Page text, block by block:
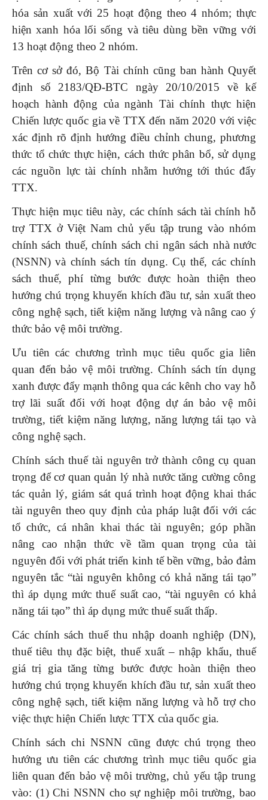
hóa sản xuất với 25 hoạt động theo 4 nhóm; thực
hiện xanh hóa lối sống và tiêu dùng bền vững với
13 hoạt động theo 2 nhóm.
Trên cơ sở đó, Bộ Tài chính cũng ban hành Quyết
định số 2183/QĐ-BTC ngày 20/10/2015 về kế
hoạch hành động của ngành Tài chính thực hiện
Chiến lược quốc gia về TTX đến năm 2020 với việc
xác định rõ định hướng điều chỉnh chung, phương
thức tổ chức thực hiện, cách thức phân bổ, sử dụng
các nguồn lực tài chính nhằm hướng tới thúc đẩy
TTX.
Thực hiện mục tiêu này, các chính sách tài chính hỗ
trợ TTX ở Việt Nam chủ yếu tập trung vào nhóm
chính sách thuế, chính sách chi ngân sách nhà nước
(NSNN) và chính sách tín dụng. Cụ thể, các chính
sách thuế, phí từng bước được hoàn thiện theo
hướng chú trọng khuyến khích đầu tư, sản xuất theo
công nghệ sạch, tiết kiệm năng lượng và nâng cao ý
thức bảo vệ môi trường.
Ưu tiên các chương trình mục tiêu quốc gia liên
quan đến bảo vệ môi trường. Chính sách tín dụng
xanh được đẩy mạnh thông qua các kênh cho vay hỗ
trợ lãi suất đối với hoạt động dự án bảo vệ môi
trường, tiết kiệm năng lượng, năng lượng tái tạo và
công nghệ sạch.
Chính sách thuế tài nguyên trở thành công cụ quan
trọng để cơ quan quản lý nhà nước tăng cường công
tác quản lý, giám sát quá trình hoạt động khai thác
tài nguyên theo quy định của pháp luật đối với các
tổ chức, cá nhân khai thác tài nguyên; góp phần
nâng cao nhận thức về tầm quan trọng của tài
nguyên đối với phát triển kinh tế bền vững, bảo đảm
nguyên tắc “tài nguyên không có khả năng tái tạo”
thì áp dụng mức thuế suất cao, “tài nguyên có khả
năng tái tạo” thì áp dụng mức thuế suất thấp.
Các chính sách thuế thu nhập doanh nghiệp (DN),
thuế tiêu thụ đặc biệt, thuế xuất – nhập khẩu, thuế
giá trị gia tăng từng bước được hoàn thiện theo
hướng chú trọng khuyến khích đầu tư, sản xuất theo
công nghệ sạch, tiết kiệm năng lượng và hỗ trợ cho
việc thực hiện Chiến lược TTX của quốc gia.
Chính sách chi NSNN cũng được chú trọng theo
hướng ưu tiên các chương trình mục tiêu quốc gia
liên quan đến bảo vệ môi trường, chủ yếu tập trung
vào: (1) Chi NSNN cho sự nghiệp môi trường, bao